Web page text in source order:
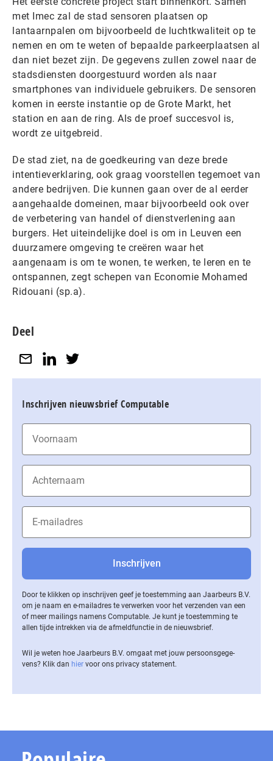
met Imec zal de stad sensoren plaatsen op
lantaarnpalen om bijvoorbeeld de luchtkwaliteit op te
nemen en om te weten of bepaalde parkeerplaatsen al
dan niet bezet zijn. De gegevens zullen zowel naar de
stadsdiensten doorgestuurd worden als naar
smartphones van individuele gebruikers. De sensoren
komen in eerste instantie op de Grote Markt, het
station en aan de ring. Als de proef succesvol is,
wordt ze uitgebreid.
De stad ziet, na de goedkeuring van deze brede
intentieverklaring, ook graag voorstellen tegemoet van
andere bedrijven. Die kunnen gaan over de al eerder
aangehaalde domeinen, maar bijvoorbeeld ook over
de verbetering van handel of dienstverlening aan
burgers. Het uiteindelijke doel is om in Leuven een
duurzamere omgeving te creëren waar het
aangenaam is om te wonen, te werken, te leren en te
ontspannen, zegt schepen van Economie Mohamed
Ridouani (sp.a).
Deel
Inschrijven nieuwsbrief Computable
Door te klikken op inschrijven geef je toestemming aan Jaarbeurs B.V.
om je naam en e-mailadres te verwerken voor het verzenden van een
of meer mailings namens Computable. Je kunt je toestemming te
allen tijde intrekken via de af­meld­func­tie in de nieuwsbrief.
Wil je weten hoe Jaarbeurs B.V. omgaat met jouw per­soons­ge­ge­
vens? Klik dan hier voor ons privacy statement.